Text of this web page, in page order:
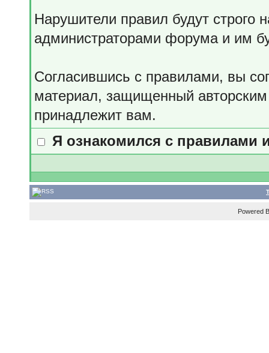
Нарушители правил будут строго
администраторами форума и им
Согласившись с правилами, вы
материал, защищенный
принадлежит вам.
Я ознакомился с правилами
Powered